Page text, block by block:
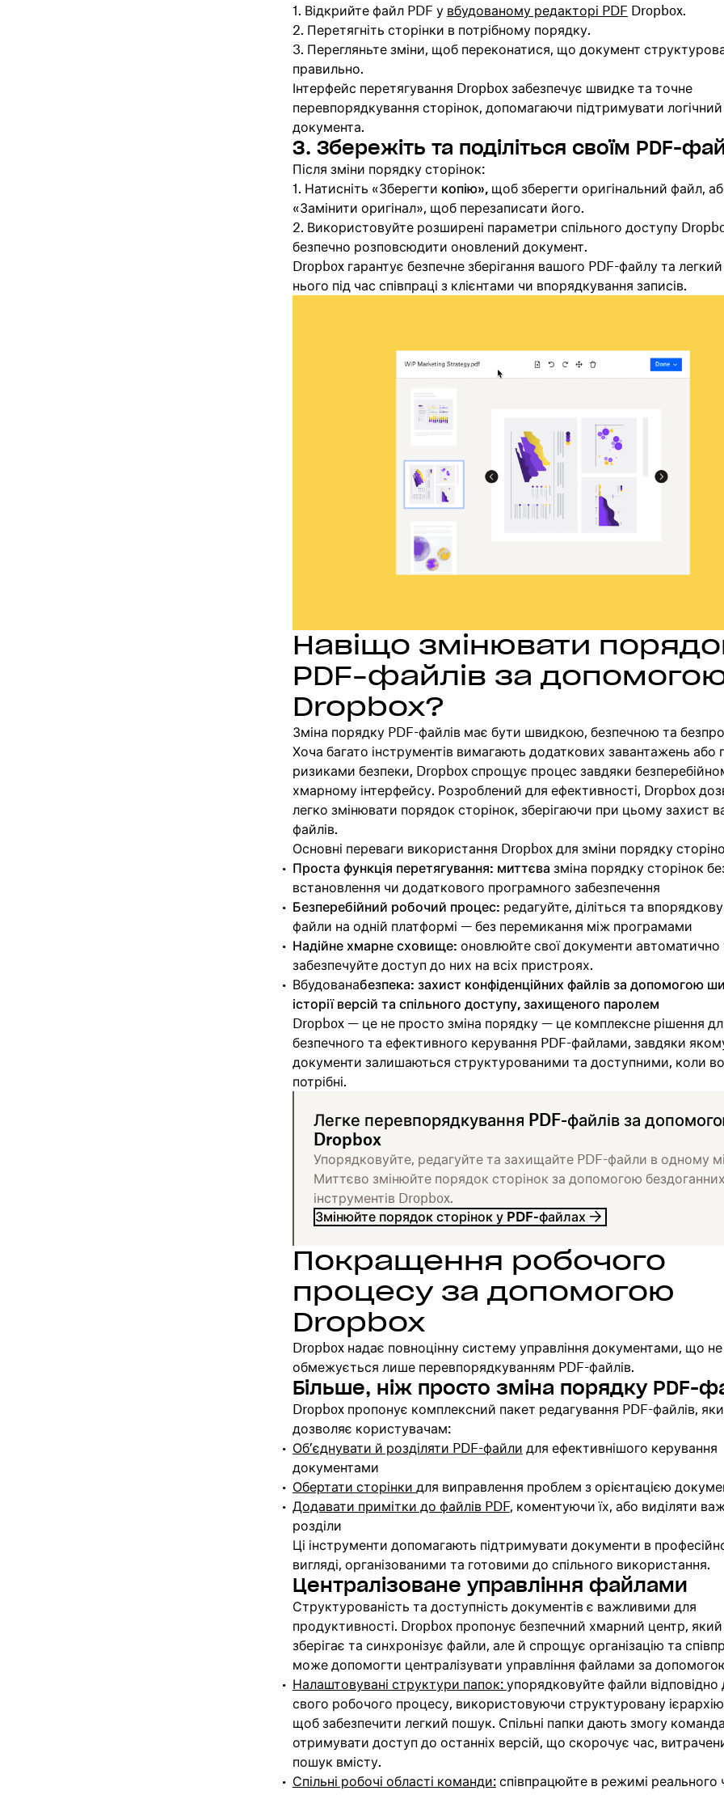
Відкрийте файл PDF у вбудованому редакторі PDF Dropbox.
Перетягніть сторінки в потрібному порядку.
Перегляньте зміни, щоб переконатися, що документ
правильно.
Інтерфейс перетягування Dropbox забезпечує швидке та точне
перевпорядкування сторінок, допомагаючи підтримувати логічний
документа.
3. Збережіть та поділіться своїм PDF-
Після зміни порядку сторінок:
Натисніть «Зберегти копію»,щоб зберегти оригінальний файл,
«Замінити оригінал», щоб перезаписати його.
Використовуйте розширені параметри спільного доступу
безпечно розповсюдити оновлений документ.
Dropbox гарантує безпечне зберігання вашого PDF-файлу та
нього під час співпраці з клієнтами чи впорядкування записів.
Навіщо змінювати
PDF-файлів за
Dropbox?
Зміна порядку PDF-файлів має бути швидкою, безпечною та
Хоча багато інструментів вимагають додаткових завантажень або
ризиками безпеки, Dropbox спрощує процес завдяки
хмарному інтерфейсу. Розроблений для ефективності, Dropbox
легко змінювати порядок сторінок, зберігаючи при цьому захист
файлів.
Основні переваги використання Dropbox для зміни порядку
Проста функція перетягування: миттєва зміна порядку сторінок
встановлення чи додаткового програмного забезпечення
Безперебійний робочий процес: редагуйте, діліться та
файли на одній платформі — без перемикання між програмами
Надійне хмарне сховище: оновлюйте свої документи автоматично
забезпечуйте доступ до них на всіх пристроях.
Вбудованабезпека: захист конфіденційних файлів за допомогою
історії версій та спільного доступу, захищеного паролем
Dropbox — це не просто зміна порядку — це комплексне рішення
безпечного та ефективного керування PDF-файлами, завдяки
документи залишаються структурованими та доступними, коли
потрібні.
Легке перевпорядкування PDF-файлів за
Dropbox
Упорядковуйте, редагуйте та захищайте PDF-файли в одному
Миттєво змінюйте порядок сторінок за допомогою
інструментів Dropbox.
Змінюйте порядок сторінок у PDF-файлах
Покращення робочого
процесу за допомогою
Dropbox
Dropbox надає повноцінну систему управління документами, що не
обмежується лише перевпорядкуванням PDF-файлів.
Більше, ніж просто зміна порядку PDF-
Dropbox пропонує комплексний пакет редагування PDF-файлів,
дозволяє користувачам:
Об’єднувати й розділяти PDF-файли для ефективнішого керування
документами
Обертати сторінки для виправлення проблем з орієнтацією
Додавати примітки до файлів PDF, коментуючи їх, або виділяти
розділи
Ці інструменти допомагають підтримувати документи в
вигляді, організованими та готовими до спільного використання.
Централізоване управління файлами
Структурованість та доступність документів є важливими для
продуктивності. Dropbox пропонує безпечний хмарний центр,
зберігає та синхронізує файли, але й спрощує організацію та
може допомогти централізувати управління файлами за
Налаштовувані структури папок: упорядковуйте файли відповідно
свого робочого процесу, використовуючи структуровану
щоб забезпечити легкий пошук. Спільні папки дають змогу
отримувати доступ до останніх версій, що скорочує час,
пошук вмісту.
Спільні робочі області команди:співпрацюйте в режимі реального